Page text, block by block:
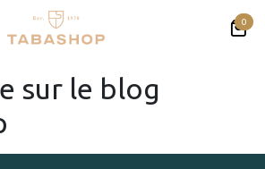
0
sur le blog